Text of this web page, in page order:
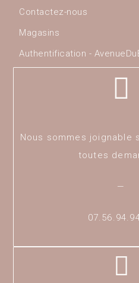
Contactez-nous
Magasins
Authentification -
Nous sommes joignable
toutes
—